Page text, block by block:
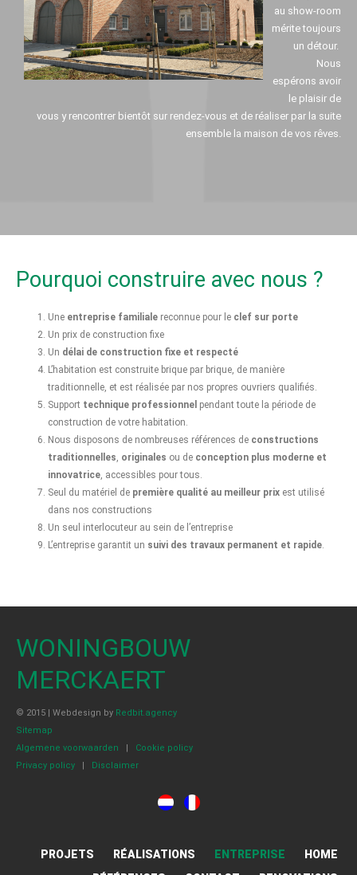
au show-room
mérite toujours
un détour.
Nous
espérons avoir
le plaisir de
vous y rencontrer bientôt sur rendez-vous et de réaliser par la suite
ensemble la maison de vos rêves.
Pourquoi construire avec nous ?
Une entreprise familiale reconnue pour le clef sur porte
Un prix de construction fixe
Un délai de construction fixe et respecté
L’habitation est construite brique par brique, de manière
traditionnelle, et est réalisée par nos propres ouvriers qualifiés.
Support technique professionnel pendant toute la période de
construction de votre habitation.
Nous disposons de nombreuses références de constructions
traditionnelles, originales ou de conception plus moderne et
innovatrice, accessibles pour tous.
Seul du matériel de première qualité au meilleur prix est utilisé
dans nos constructions
Un seul interlocuteur au sein de l’entreprise
L’entreprise garantit un suivi des travaux permanent et rapide.
WONINGBOUW
MERCKAERT
© 2015 | Webdesign by Redbit.agency
Sitemap
Algemene voorwaarden | Cookie policy
Privacy policy | Disclaimer
HOME
ENTREPRISE
RÉALISATIONS
PROJETS